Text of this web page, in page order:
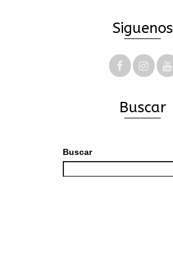
Siguenos
Buscar
Buscar